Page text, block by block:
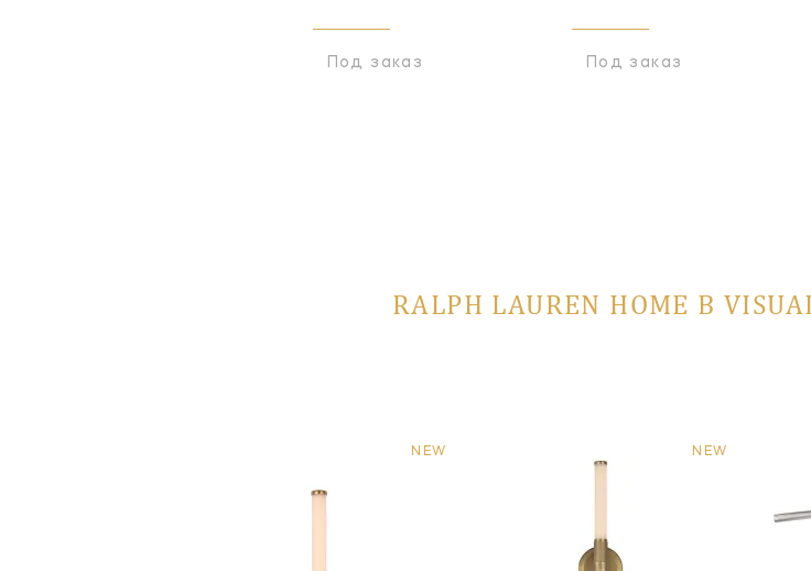
Под заказ Под заказ
RALPH LAUREN HOME В
NEW NEW